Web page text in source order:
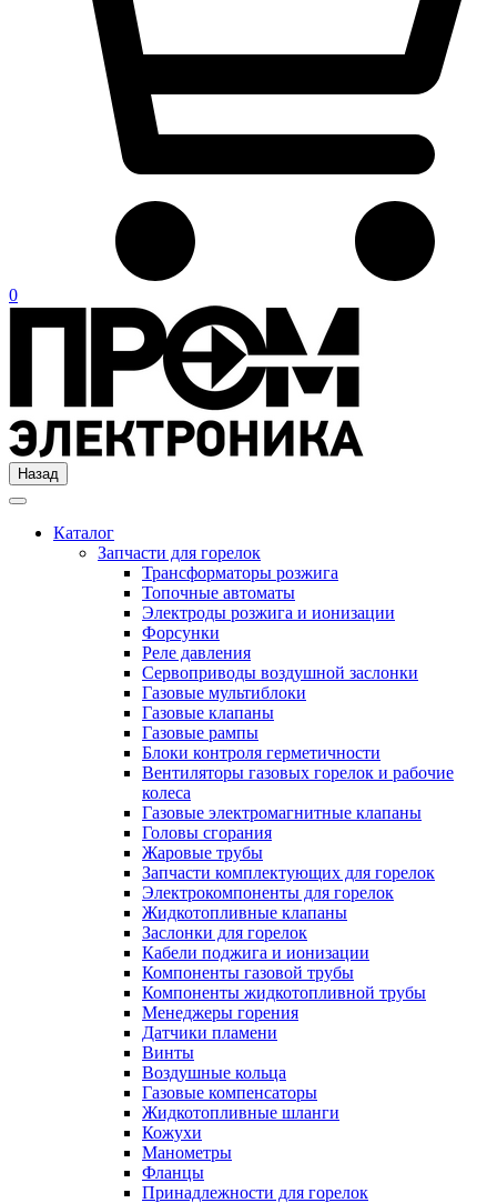
0
Назад
Каталог
Запчасти для горелок
Трансформаторы розжига
Топочные автоматы
Электроды розжига и ионизации
Форсунки
Реле давления
Сервоприводы воздушной заслонки
Газовые мультиблоки
Газовые клапаны
Газовые рампы
Блоки контроля герметичности
Вентиляторы газовых горелок и рабочие
колеса
Газовые электромагнитные клапаны
Головы сгорания
Жаровые трубы
Запчасти комплектующих для горелок
Электрокомпоненты для горелок
Жидкотопливные клапаны
Заслонки для горелок
Кабели поджига и ионизации
Компоненты газовой трубы
Компоненты жидкотопливной трубы
Менеджеры горения
Датчики пламени
Винты
Воздушные кольца
Газовые компенсаторы
Жидкотопливные шланги
Кожухи
Манометры
Фланцы
Принадлежности для горелок